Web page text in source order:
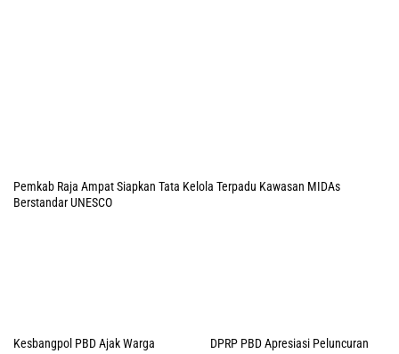
Pemkab Raja Ampat Siapkan Tata Kelola Terpadu Kawasan MIDAs
Berstandar UNESCO
Kesbangpol PBD Ajak Warga
DPRP PBD Apresiasi Peluncuran